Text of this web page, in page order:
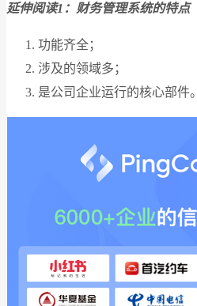
延伸阅读1：财务管理系统的特点
功能齐全；
涉及的领域多；
是公司企业运行的核心部件。